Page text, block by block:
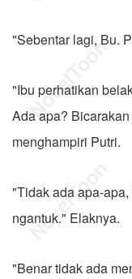
"Sebentar lagi, Bu.
"Ibu perhatikan
Ada apa?
menghampiri Putri.
"Tidak ada apa-
ngantuk." Elaknya.
"Benar tidak ada